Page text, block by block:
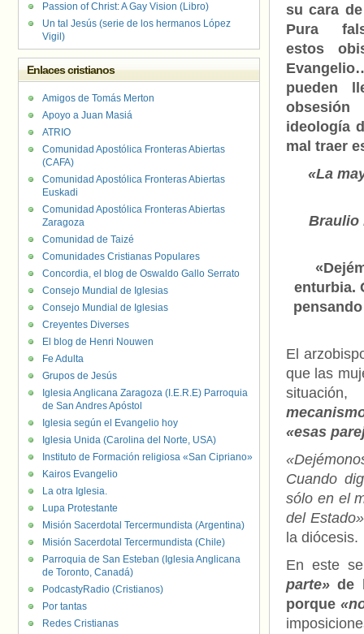
su cara
Pura
estos
pueden
ideología
mal traer
«La
Braulio
enturbia.
El
que las
«esas
Cuando
sólo en el
del Estado»
la diócesis.
En este
parte» de
porque
Passion of Christ: A Gay Vision (Libro)
Un tal Jesús (serie de los hermanos López
Vigil)
Enlaces cristianos
Amigos de Tomás Merton
Apoyo a Juan Masiá
ATRIO
Comunidad Apostólica Fronteras Abiertas
(CAFA)
Comunidad Apostólica Fronteras Abiertas
Euskadi
Comunidad Apostólica Fronteras Abiertas
Zaragoza
Comunidad de Taizé
Comunidades Cristianas Populares
Concordia, el blog de Oswaldo Gallo Serrato
Consejo Mundial de Iglesias
Consejo Mundial de Iglesias
Creyentes Diverses
El blog de Henri Nouwen
Fe Adulta
Grupos de Jesús
Iglesia Anglicana Zaragoza (I.E.R.E) Parroquia
de San Andres Apóstol
Iglesia según el Evangelio hoy
Iglesia Unida (Carolina del Norte, USA)
Instituto de Formación religiosa «San Cipriano»
Kairos Evangelio
La otra Iglesia.
Lupa Protestante
Misión Sacerdotal Tercermundista (Argentina)
Misión Sacerdotal Tercermundista (Chile)
Parroquia de San Esteban (Iglesia Anglicana
de Toronto, Canadá)
PodcastyRadio (Cristianos)
Por tantas
Redes Cristianas